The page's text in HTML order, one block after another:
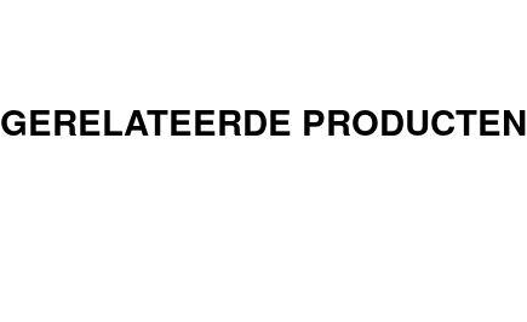
GERELATEERDE PRODUCTEN